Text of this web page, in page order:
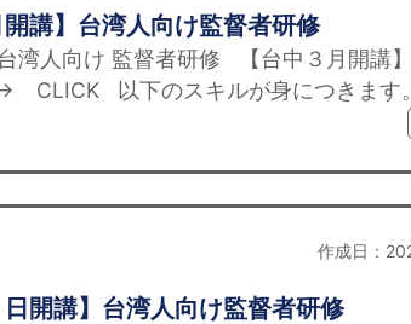
講】台湾人向け監督者研修
台湾人向け 監督者研修 【台中３月開
CLICK 以下のスキルが身につきます
作成日：
開講】台湾人向け監督者研修